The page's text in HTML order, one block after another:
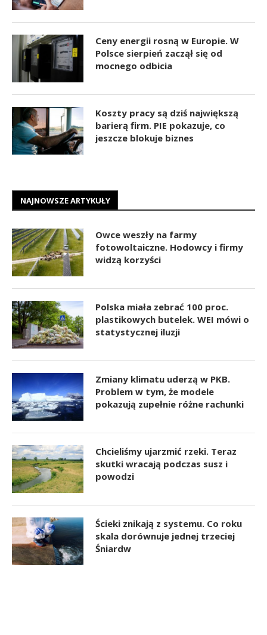
Ceny energii rosną w Europie. W
Polsce sierpień zaczął się od
mocnego odbicia
Koszty pracy są dziś największą
barierą firm. PIE pokazuje, co
jeszcze blokuje biznes
NAJNOWSZE ARTYKUŁY
Owce weszły na farmy
fotowoltaiczne. Hodowcy i firmy
widzą korzyści
Polska miała zebrać 100 proc.
plastikowych butelek. WEI mówi o
statystycznej iluzji
Zmiany klimatu uderzą w PKB.
Problem w tym, że modele
pokazują zupełnie różne rachunki
Chcieliśmy ujarzmić rzeki. Teraz
skutki wracają podczas susz i
powodzi
Ścieki znikają z systemu. Co roku
skala dorównuje jednej trzeciej
Śniardw